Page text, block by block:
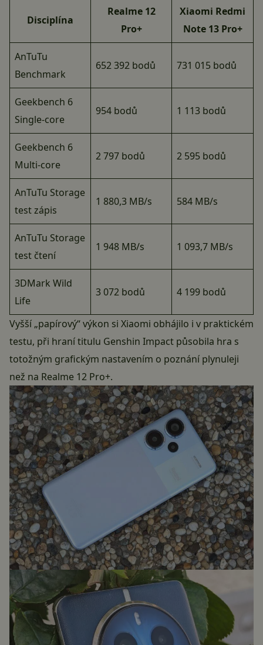
Disciplína
Realme 12
Pro+
Xiaomi Redmi
Note 13 Pro+
AnTuTu
Benchmark
652 392 bodů 731 015 bodů
Geekbench 6
Single-core
954 bodů 1 113 bodů
Geekbench 6
Multi-core
2 797 bodů 2 595 bodů
AnTuTu Storage
test zápis
1 880,3 MB/s 584 MB/s
AnTuTu Storage
test čtení
1 948 MB/s 1 093,7 MB/s
3DMark Wild
Life
3 072 bodů 4 199 bodů
Vyšší „papírový“ výkon si Xiaomi obhájilo i v praktickém
testu, při hraní titulu Genshin Impact působila hra s
totožným grafickým nastavením o poznání plynuleji
než na Realme 12 Pro+.